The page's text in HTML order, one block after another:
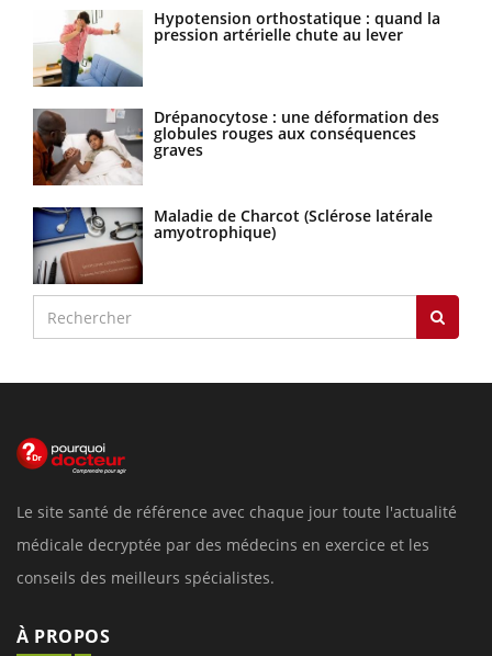
Hypotension orthostatique : quand la
pression artérielle chute au lever
Drépanocytose : une déformation des
globules rouges aux conséquences
graves
Maladie de Charcot (Sclérose latérale
amyotrophique)
Le site santé de référence avec chaque jour toute l'actualité
médicale decryptée par des médecins en exercice et les
conseils des meilleurs spécialistes.
À PROPOS